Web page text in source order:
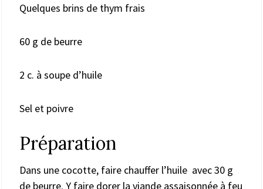
Quelques brins de thym frais
60 g de beurre
2 c. à soupe d’huile
Sel et poivre
Préparation
Dans une cocotte, faire chauffer l’huile avec 30 g
de beurre. Y faire dorer la viande assaisonnée à feu